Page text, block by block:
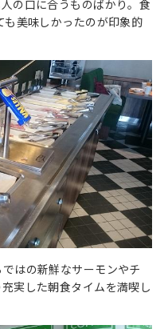
の口に合うものばかり。食
美味しかったのが印象的
はの新鮮なサーモンやチ
実した朝食タイムを満喫し